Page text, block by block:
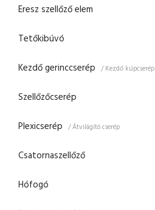
Eresz szellőző elem
Tetőkibúvó
Kezdő gerinccserép / Kezdő kúpcserép
Szellőzőcserép
Plexicserép / Átvilágító cserép
Csatornaszellőző
Hófogó